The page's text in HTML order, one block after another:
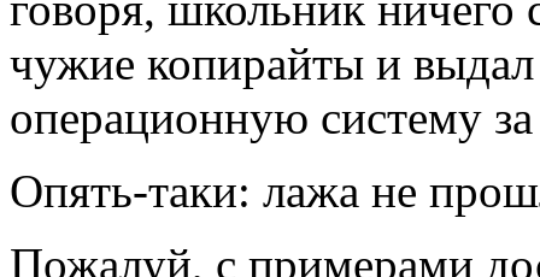
чужие копирайты и
операционную систему
Опять-таки: лажа не
Пожалуй, с примерами